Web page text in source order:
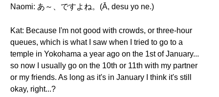
Naomi: あ～、ですよね。(Ā, desu yo ne.)
Kat: Because I'm not good with crowds, or three-hour
queues, which is what I saw when I tried to go to a
temple in Yokohama a year ago on the 1st of January...
so now I usually go on the 10th or 11th with my partner
or my friends. As long as it's in January I think it's still
okay, right...?